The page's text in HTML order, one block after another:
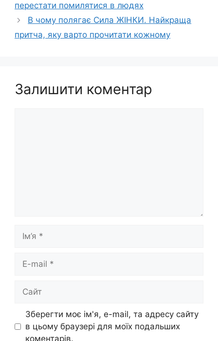
перестати помилятися в людях
В чому полягає Сила ЖІНКИ. Найкраща
притча, яку варто прочитати кожному
Залишити коментар
Ім’я
Сайт
Зберегти моє ім'я, e-mail, та адресу сайту
в цьому браузері для моїх подальших
коментарів.